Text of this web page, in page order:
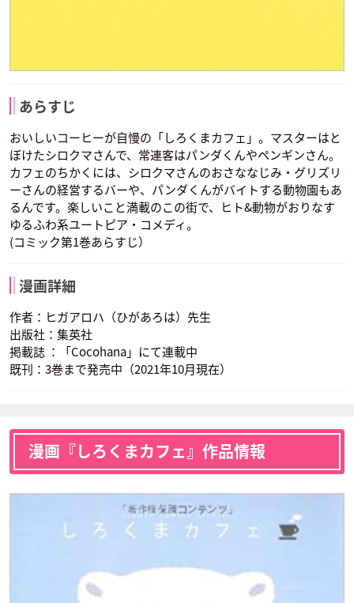
あらすじ
おいしいコーヒーが自慢の「しろくまカフェ」。マスターはと
ぼけたシロクマさんで、常連客はパンダくんやペンギンさん。
カフェのちかくには、シロクマさんのおさななじみ・グリズリ
ーさんの経営するバーや、パンダくんがバイトする動物園もあ
るんです。楽しいこと満載のこの街で、ヒト&動物がおりなす
ゆるふわ系ユートピア・コメディ。
(コミック第1巻あらすじ）
漫画詳細
作者：ヒガアロハ（ひがあろは）先生
出版社：集英社
掲載誌 ：「Cocohana」にて連載中
既刊：3巻まで発売中（2021年10月現在）
漫画『しろくまカフェ』作品情報